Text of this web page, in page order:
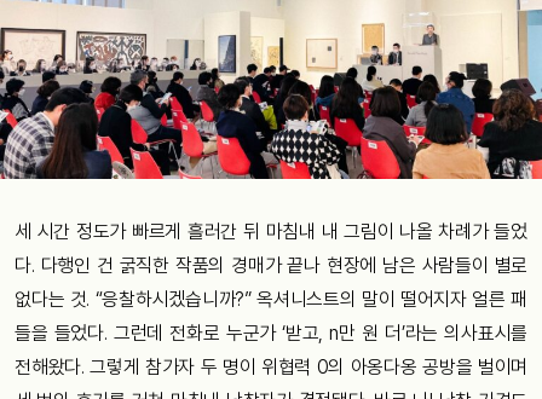
세 시간 정도가 빠르게 흘러간 뒤 마침내 내 그림이 나올 차례가 들었
다. 다행인 건 굵직한 작품의 경매가 끝나 현장에 남은 사람들이 별로
없다는 것. “응찰하시겠습니까?” 옥셔니스트의 말이 떨어지자 얼른 패
들을 들었다. 그런데 전화로 누군가 ‘받고, n만 원 더’라는 의사표시를
전해왔다. 그렇게 참가자 두 명이 위협력 0의 아옹다옹 공방을 벌이며